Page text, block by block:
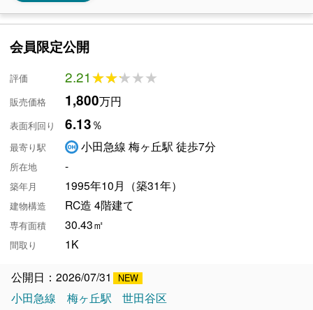
会員限定公開
評価 2.21★★★★★
★★★★★
販売価格 1,800万円
表面利回り 6.13％
最寄り駅 小田急線 梅ヶ丘駅 徒歩7分
所在地 -
築年月 1995年10月（築31年）
建物構造 RC造 4階建て
専有面積 30.43㎡
間取り 1K
公開日：2026/07/31
小田急線
梅ヶ丘駅 世田谷区